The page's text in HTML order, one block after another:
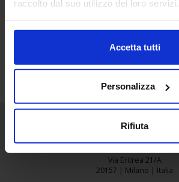
raccolto dal suo utilizzo dei loro servizi.
Accetta tutti
Personalizza
Rifiuta
Senaf srl
Via Eritrea 21/A
20157 | Milano | Italia